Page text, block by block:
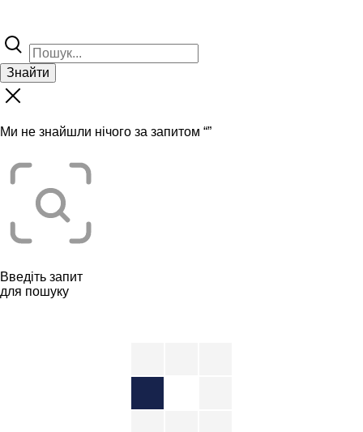
Знайти
Ми не знайшли нічого за запитом “”
Введіть запит
для пошуку